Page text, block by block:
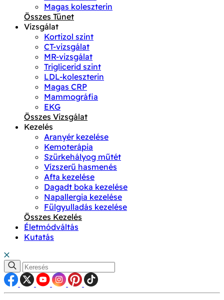
Magas koleszterin
Összes Tünet
Vizsgálat
Kortizol szint
CT-vizsgálat
MR-vizsgálat
Triglicerid szint
LDL-koleszterin
Magas CRP
Mammográfia
EKG
Összes Vizsgálat
Kezelés
Aranyér kezelése
Kemoterápia
Szürkehályog műtét
Vízszerű hasmenés
Afta kezelése
Dagadt boka kezelése
Napallergia kezelése
Fülgyulladás kezelése
Összes Kezelés
Életmódváltás
Kutatás